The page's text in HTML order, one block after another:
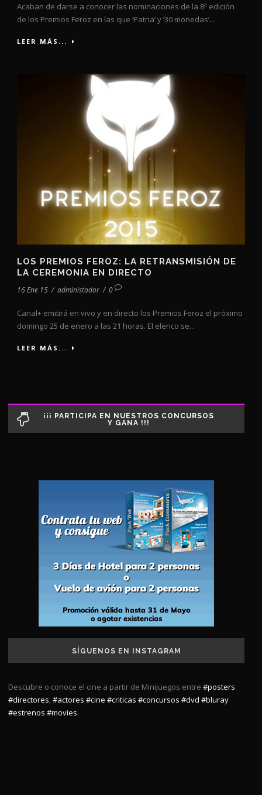
Acaban de darse a conocer las nominaciones de la 8ª edición
de los Premios Feroz en las que ‘Patria’ y ’30 monedas’...
LEER MÁS...
LOS PREMIOS FEROZ: LA RETRANSMISIÓN DE
LA CEREMONIA EN DIRECTO
16 Ene 15 / administador / 0
Canal+ emitirá en vivo y en directo los Premios Feroz el próximo
domingo 25 de enero a las 21 horas. El elenco se...
LEER MÁS...
¡¡¡ PARTICIPA EN NUESTROS CONCURSOS
Y GANA !!!
SÍGUENOS EN INSTAGRAM
Descubre o conoce el cine a partir de Minijuegos entre #posters
#directores,#actores #cine #criticas #concursos #dvd #bluray
#estrenos #movies